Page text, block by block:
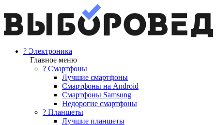
? Электроника
Главное меню
? Смартфоны
Лучшие смартфоны
Смартфоны на Android
Смартфоны Samsung
Недорогие смартфоны
? Планшеты
Лучшие планшеты